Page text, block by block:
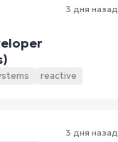
3 дня назад
reactive
3 дня назад